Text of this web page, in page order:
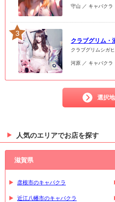
守山 ／ キャバクラ
3
クラブグリム・
クラブグリムシガ
河原 ／ キャバクラ
選択
人気のエリアでお店を探す
滋賀県
彦根市のキャバクラ
近江八幡市のキャバクラ